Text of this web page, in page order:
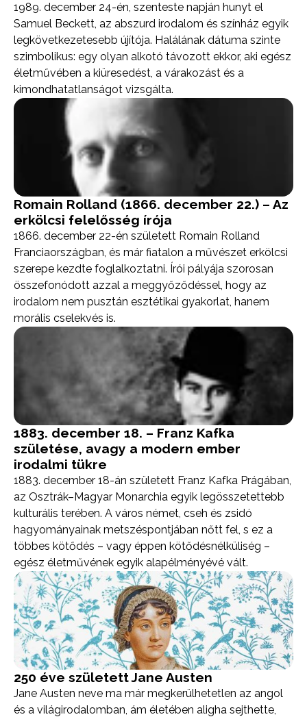
1989. december 24-én, szenteste napján hunyt el
Samuel Beckett, az abszurd irodalom és színház egyik
legkövetkezetesebb újítója. Halálának dátuma szinte
szimbolikus: egy olyan alkotó távozott ekkor, aki egész
életművében a kiüresedést, a várakozást és a
kimondhatatlanságot vizsgálta.
Romain Rolland (1866. december 22.) – Az
erkölcsi felelősség írója
1866. december 22-én született Romain Rolland
Franciaországban, és már fiatalon a művészet erkölcsi
szerepe kezdte foglalkoztatni. Írói pályája szorosan
összefonódott azzal a meggyőződéssel, hogy az
irodalom nem pusztán esztétikai gyakorlat, hanem
morális cselekvés is.
1883. december 18. – Franz Kafka
születése, avagy a modern ember
irodalmi tükre
1883. december 18-án született Franz Kafka Prágában,
az Osztrák–Magyar Monarchia egyik legösszetettebb
kulturális terében. A város német, cseh és zsidó
hagyományainak metszéspontjában nőtt fel, s ez a
többes kötődés – vagy éppen kötődésnélküliség –
egész életművének egyik alapélményévé vált.
250 éve született Jane Austen
Jane Austen neve ma már megkerülhetetlen az angol
és a világirodalomban, ám életében aligha sejthette,